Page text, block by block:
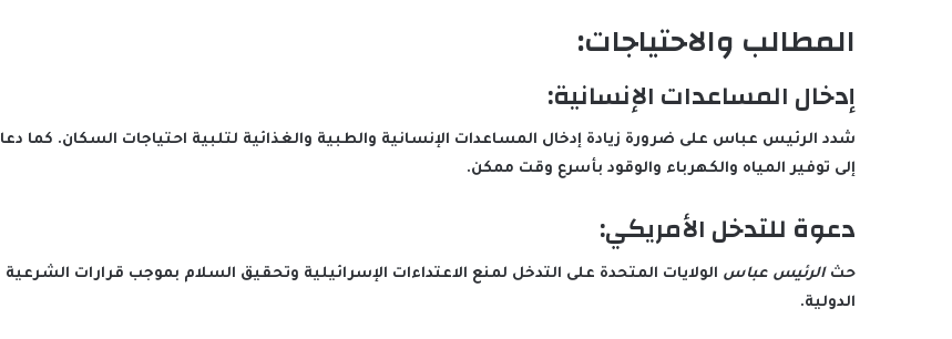
المطالب والاحتياجات:
إدخال المساعدات الإنسانية:
شدد الرئيس عباس على ضرورة زيادة إدخال المساعدات الإنسانية والطبية والغذائية لتلبية احتياجات السكان. كما دعا
إلى توفير المياه والكهرباء والوقود بأسرع وقت ممكن.
دعوة للتدخل الأمريكي:
حثالرئيس عباس الولايات المتحدة على التدخل لمنع الاعتداءات الإسرائيلية وتحقيق السلام بموجب قرارات الشرعية
الدولية.